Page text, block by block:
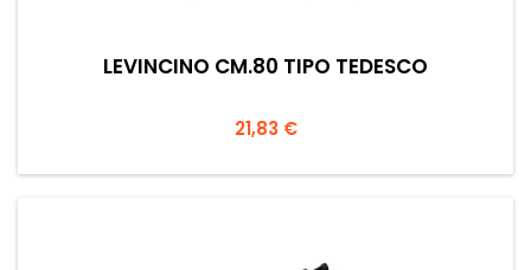
LEVINCINO CM.80 TIPO TEDESCO
Prezzo
21,83 €